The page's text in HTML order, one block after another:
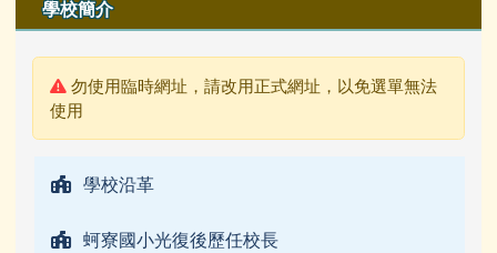
學校簡介
警告:
勿使用臨時網址，請改用正式網址，以免選單無法
使用
學校沿革
蚵寮國小光復後歷任校長